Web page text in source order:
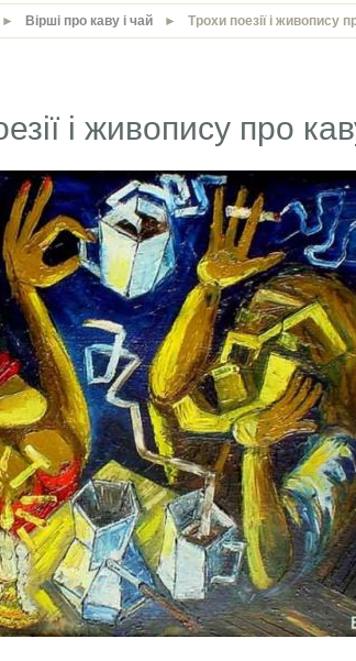
► Вірші про каву і чай ► Трохи поезії і живопису
і живопису про